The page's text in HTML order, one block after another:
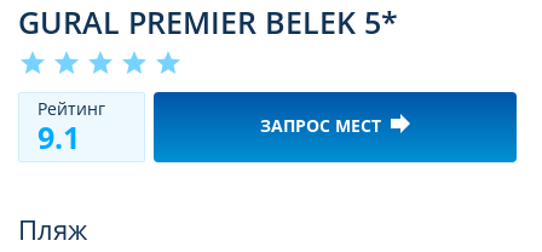
GURAL PREMIER BELEK 5*
star star star star star
Рeйтинг
9.1 ЗАПРОС МЕСТ forward
Пляж